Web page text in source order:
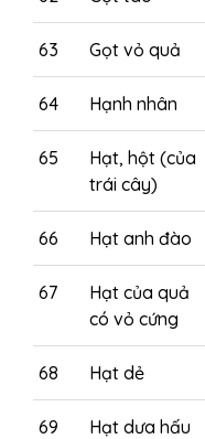
63 Gọt vỏ quả
64 Hạnh nhân
65
Hạt, hột (của
trái cây)
66 Hạt anh đào
67
Hạt của quả
có vỏ cứng
68 Hạt dẻ
69 Hạt dưa hấu